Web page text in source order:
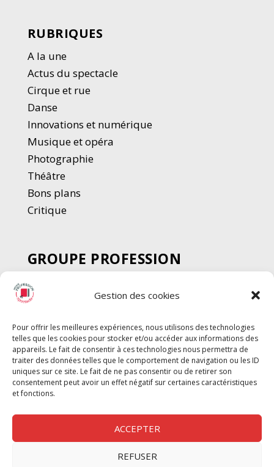
Gestion des cookies
Pour offrir les meilleures expériences, nous utilisons des technologies
telles que les cookies pour stocker et/ou accéder aux informations des
appareils. Le fait de consentir à ces technologies nous permettra de
traiter des données telles que le comportement de navigation ou les ID
uniques sur ce site. Le fait de ne pas consentir ou de retirer son
consentement peut avoir un effet négatif sur certaines caractéristiques
et fonctions.
ACCEPTER
REFUSER
RUBRIQUES
A la une
Actus du spectacle
Cirque et rue
Danse
Innovations et numérique
Musique et opéra
Photographie
Théâtre
Bons plans
Critique
GROUPE PROFESSION
SPECTACLE
Chèque Intermittents
Chèque Compta
Chèque Emploi Spectacle
G-Pods
Profession Audio-visuel